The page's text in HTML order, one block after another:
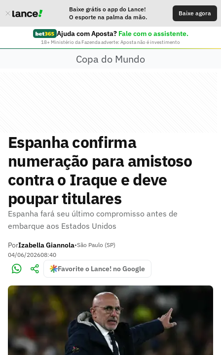
Baixe grátis o app do Lance!
O esporte na palma da mão.
Baixe agora
Ajuda com Aposta? Fale com o assistente.
18+ Ministério da Fazenda adverte: Aposta não é investimento
Copa do Mundo
Espanha confirma
numeração para amistoso
contra o Iraque e deve
poupar titulares
Espanha fará seu último compromisso antes de
embarque aos Estados Unidos
PorIzabella Giannola•São Paulo (SP)
04/06/202608:40
Favorite o Lance! no Google